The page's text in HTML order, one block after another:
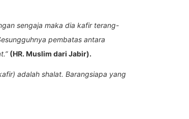
sengaja maka dia kafir terang-
pembatas antara
(HR. Muslim dari Jabir).
adalah shalat. Barangsiapa yang